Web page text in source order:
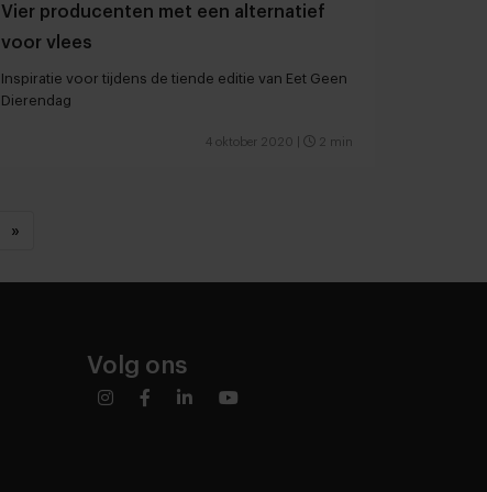
Vier producenten met een alternatief
voor vlees
Inspiratie voor tijdens de tiende editie van Eet Geen
Dierendag
4 oktober 2020 2 min
»
Volg ons